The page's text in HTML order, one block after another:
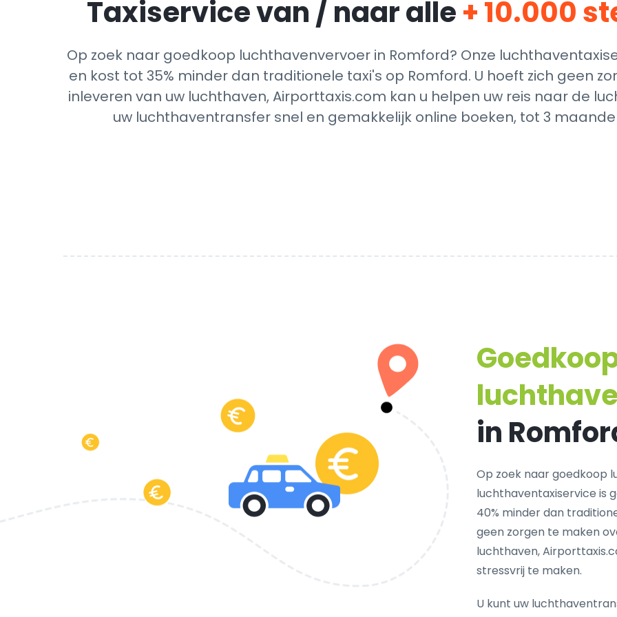
Taxiservice van / naar alle+ 10.000
Op zoek naar goedkoop luchthavenvervoer in Romford? Onze
en kost tot 35% minder dan traditionele taxi's op Romford. U hoeft zich geen
inleveren van uw luchthaven, Airporttaxis.com kan u helpen uw reis naar de
uw luchthaventransfer snel en gemakkelijk online boeken, tot 3
in
Op zoek naar goedkoop
luchthaventaxiservice is
40% minder dan
geen zorgen te maken
luchthaven,
stressvrij te maken.
U kunt uw